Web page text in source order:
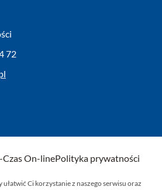
72
On-linePolityka prywatności
Ci korzystanie z naszego serwisu oraz